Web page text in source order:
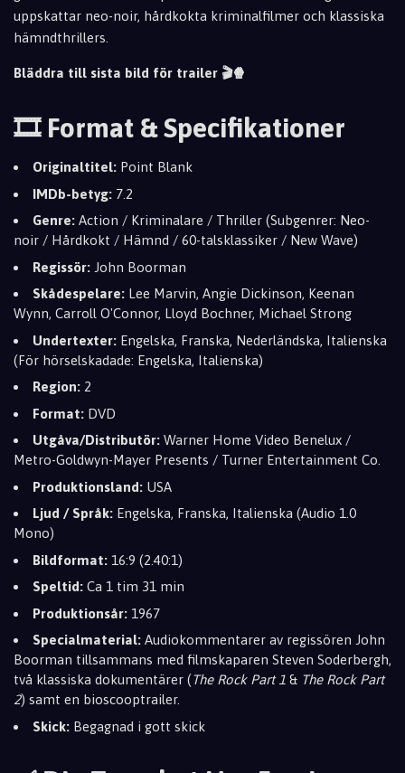
uppskattar neo-noir, hårdkokta kriminalfilmer och klassiska
hämndthrillers.
Bläddra till sista bild för trailer 🎬🍿
🎞️ Format & Specifikationer
Originaltitel: Point Blank
IMDb-betyg: 7.2
Genre: Action / Kriminalare / Thriller (Subgenrer: Neo-
noir / Hårdkokt / Hämnd / 60-talsklassiker / New Wave)
Regissör: John Boorman
Skådespelare: Lee Marvin, Angie Dickinson, Keenan
Wynn, Carroll O'Connor, Lloyd Bochner, Michael Strong
Undertexter: Engelska, Franska, Nederländska, Italienska
(För hörselskadade: Engelska, Italienska)
Region: 2
Format: DVD
Utgåva/Distributör: Warner Home Video Benelux /
Metro-Goldwyn-Mayer Presents / Turner Entertainment Co.
Produktionsland: USA
Ljud / Språk: Engelska, Franska, Italienska (Audio 1.0
Mono)
Bildformat: 16:9 (2.40:1)
Speltid: Ca 1 tim 31 min
Produktionsår: 1967
Specialmaterial: Audiokommentarer av regissören John
Boorman tillsammans med filmskaparen Steven Soderbergh,
två klassiska dokumentärer (The Rock Part 1 & The Rock Part
2) samt en bioscooptrailer.
Skick: Begagnad i gott skick